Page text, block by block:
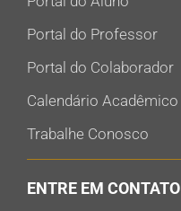
Portal do Professor
Portal do Colaborador
Calendário Acadêmico
Trabalhe Conosco
ENTRE EM CONTATO